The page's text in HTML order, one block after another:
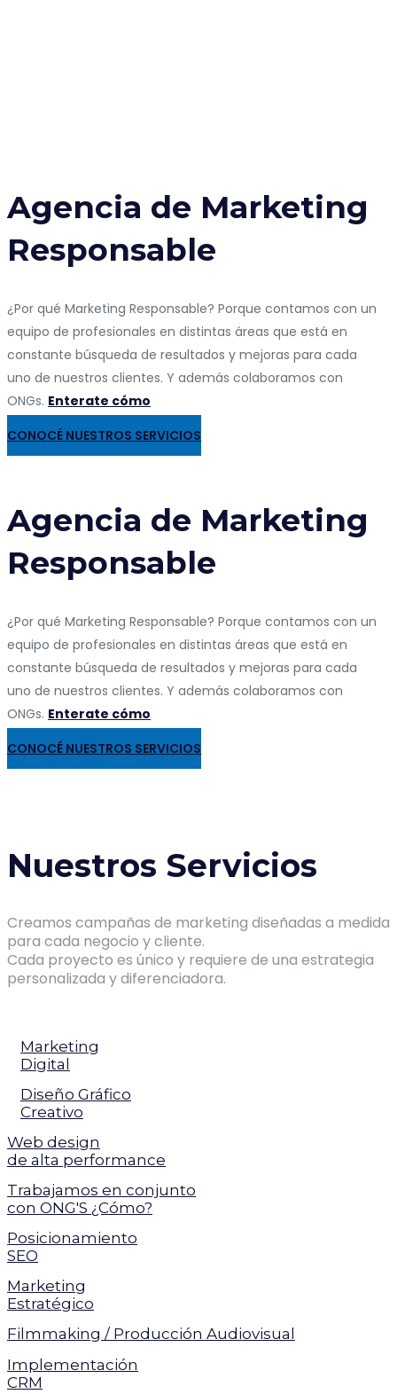
Agencia de Marketing
Responsable
¿Por qué Marketing Responsable? Porque contamos con un
equipo de profesionales en distintas áreas que está en
constante búsqueda de resultados y mejoras para cada
uno de nuestros clientes. Y además colaboramos con
ONGs. Enterate cómo
CONOCÉ NUESTROS SERVICIOS
Agencia de Marketing
Responsable
¿Por qué Marketing Responsable? Porque contamos con un
equipo de profesionales en distintas áreas que está en
constante búsqueda de resultados y mejoras para cada
uno de nuestros clientes. Y además colaboramos con
ONGs. Enterate cómo
CONOCÉ NUESTROS SERVICIOS
Nuestros Servicios
Creamos campañas de marketing diseñadas a medida
para cada negocio y cliente.
Cada proyecto es único y requiere de una estrategia
personalizada y diferenciadora.
Marketing
Digital
Diseño Gráfico
Creativo
Web design
de alta performance
Trabajamos en conjunto
con ONG'S ¿Cómo?
Posicionamiento
SEO
Marketing
Estratégico
Filmmaking / Producción Audiovisual
Implementación
CRM